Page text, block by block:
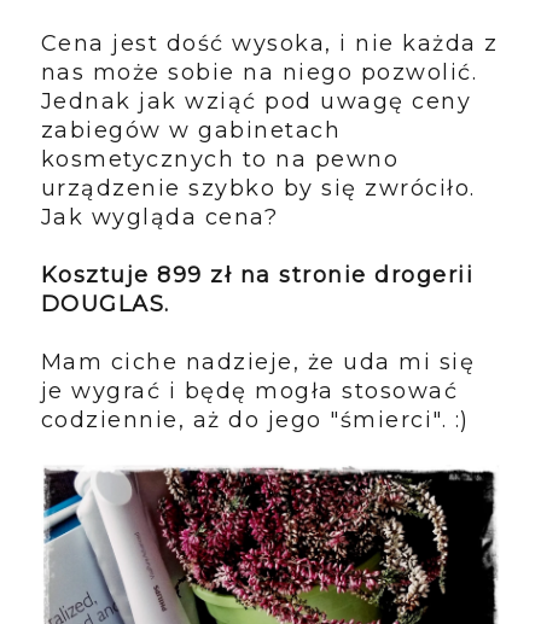
Cena jest dość wysoka, i nie każda z
nas może sobie na niego pozwolić.
Jednak jak wziąć pod uwagę ceny
zabiegów w gabinetach
kosmetycznych to na pewno
urządzenie szybko by się zwróciło.
Jak wygląda cena?
Kosztuje 899 zł na stronie drogerii
DOUGLAS.
Mam ciche nadzieje, że uda mi się
je wygrać i będę mogła stosować
codziennie, aż do jego "śmierci". :)